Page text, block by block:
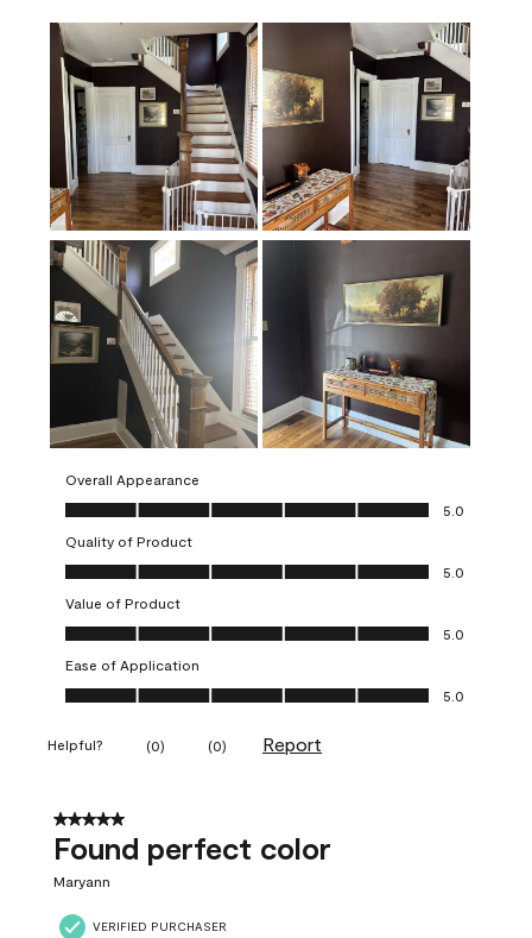
Overall Appearance
Overall Appearance, 5.0 out of 5
5.0
Quality of Product
Quality of Product, 5.0 out of 5
5.0
Value of Product
Value of Product, 5.0 out of 5
5.0
Ease of Application
Ease of Application, 5.0 out of 5
5.0
Helpful? (0) (0) Report
5 out of 5 stars.
Found perfect color
Maryann
VERIFIED PURCHASER